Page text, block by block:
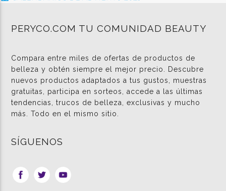
PERYCO.COM TU COMUNIDAD BEAUTY
Compara entre miles de ofertas de productos de
belleza y obtén siempre el mejor precio. Descubre
nuevos productos adaptados a tus gustos, muestras
gratuitas, participa en sorteos, accede a las últimas
tendencias, trucos de belleza, exclusivas y mucho
más. Todo en el mismo sitio.
SÍGUENOS